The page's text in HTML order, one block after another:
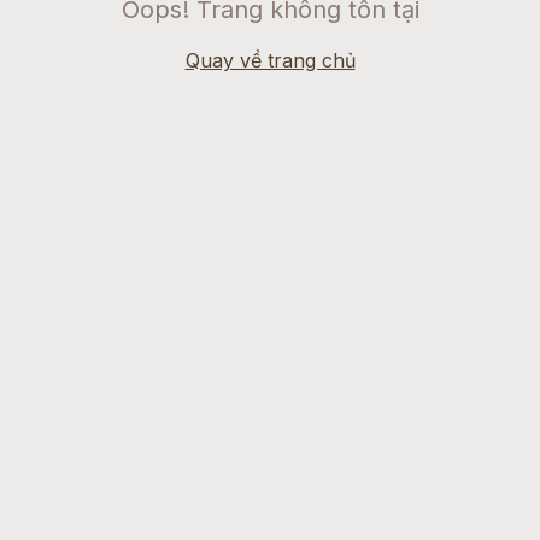
Oops! Trang không tồn tại
Quay về trang chủ